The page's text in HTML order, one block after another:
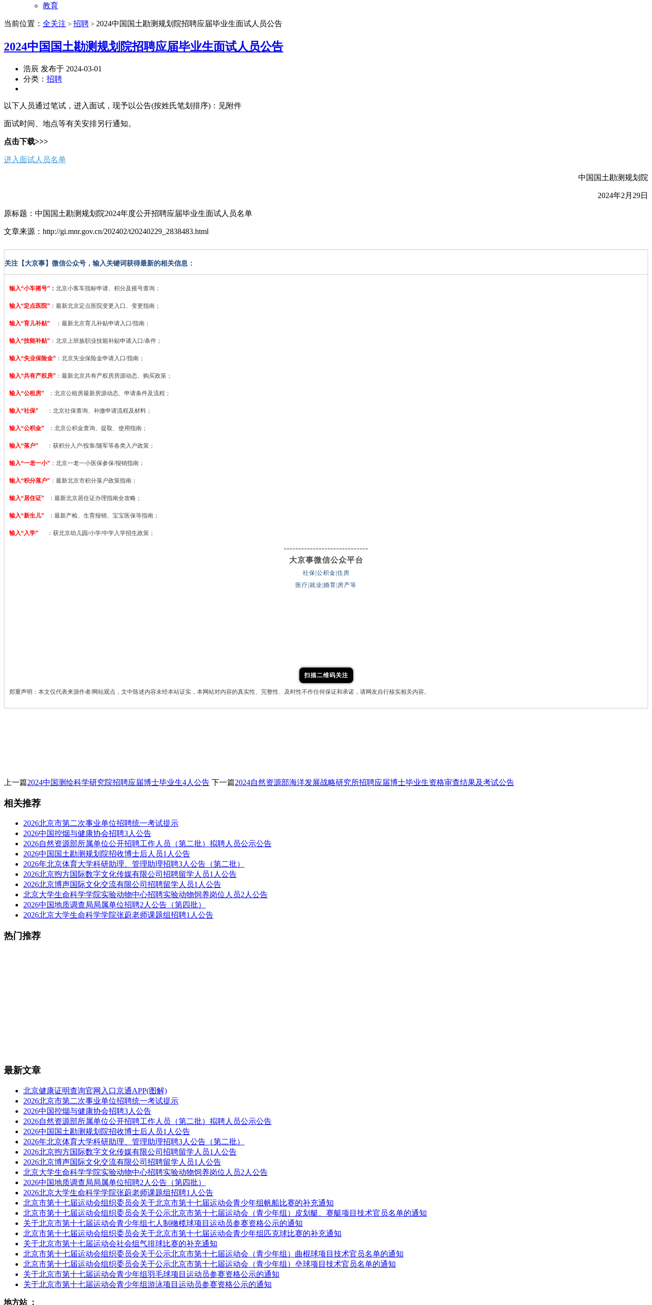
教育
当前位置： 全关注 > 招聘 > 2024中国国土勘测规划院招聘应届毕业生面试人员公告
2024中国国土勘测规划院招聘应届毕业生面试人员公告
浩辰 发布于 2024-03-01
分类： 招聘
以下人员通过笔试，进入面试，现予以公告(按姓氏笔划排序)：见附件
面试时间、地点等有关安排另行通知。
点击下载>>>
进入面试人员名单
中国国土勘测规划院
2024年2月29日
原标题：中国国土勘测规划院2024年度公开招聘应届毕业生面试人员名单
文章来源：http://gi.mnr.gov.cn/202402/t20240229_2838483.html
关注【大京事】微信公众号，输入关键词获得最新的相关信息：
输入“小车摇号” ： 北京小客车指标申请、积分及摇号查询；
输入“定点医院” ： 最新北京定点医院变更入口、变更指南；
输入“育儿补贴” ：最新北京育儿补贴申请入口/指南；
输入“技能补贴” ： 北京上班族职业技能补贴申请入口/条件；
输入“失业保险金” ：北京失业保险金申请入口/指南；
输入“共有产权房” ：最新北京共有产权房房源动态、购买政策；
输入“公租房” ：北京公租房最新房源动态、申请条件及流程；
输入“社保” ：北京社保查询、补缴申请流程及材料；
输入“公积金” ：北京公积金查询、提取、使用指南；
输入“落户” ：获积分入户/投靠/随军等各类入户政策；
输入“一老一小” ：北京一老一小医保参保/报销指南；
输入“积分落户” ：最新北京市积分落户政策指南；
输入“居住证” ：最新北京居住证办理指南全攻略；
输入“新生儿” ：最新产检、生育报销、宝宝医保等指南；
输入“入学” ：获北京幼儿园/小学/中学入学招生政策；
-----------------------------
大京事微信公众平台
社保|公积金|住房
医疗|就业|婚育|房产等
扫描二维码关注
郑重声明：本文仅代表来源作者/网站观点，文中陈述内容未经本站证实，本网站对内容的真实性、完整性、及时性不作任何保证和承诺，请网友自行核实相关内容。
上一篇2024中国测绘科学研究院招聘应届博士毕业生4人公告 下一篇2024自然资源部海洋发展战略研究所招聘应届博士毕业生资格审查结果及考试公告
相关推荐
2026北京市第二次事业单位招聘统一考试提示
2026中国控烟与健康协会招聘3人公告
2026自然资源部所属单位公开招聘工作人员（第二批）拟聘人员公示公告
2026中国国土勘测规划院招收博士后人员1人公告
2026年北京体育大学科研助理、管理助理招聘3人公告（第二批）
2026北京煦方国际数字文化传媒有限公司招聘留学人员1人公告
2026北京博声国际文化交流有限公司招聘留学人员1人公告
北京大学生命科学学院实验动物中心招聘实验动物饲养岗位人员2人公告
2026中国地质调查局局属单位招聘2人公告（第四批）
2026北京大学生命科学学院张蔚老师课题组招聘1人公告
热门推荐
最新文章
北京健康证明查询官网入口京通APP(图解)
2026北京市第二次事业单位招聘统一考试提示
2026中国控烟与健康协会招聘3人公告
2026自然资源部所属单位公开招聘工作人员（第二批）拟聘人员公示公告
2026中国国土勘测规划院招收博士后人员1人公告
2026年北京体育大学科研助理、管理助理招聘3人公告（第二批）
2026北京煦方国际数字文化传媒有限公司招聘留学人员1人公告
2026北京博声国际文化交流有限公司招聘留学人员1人公告
北京大学生命科学学院实验动物中心招聘实验动物饲养岗位人员2人公告
2026中国地质调查局局属单位招聘2人公告（第四批）
2026北京大学生命科学学院张蔚老师课题组招聘1人公告
北京市第十七届运动会组织委员会关于北京市第十七届运动会青少年组帆船比赛的补充通知
北京市第十七届运动会组织委员会关于公示北京市第十七届运动会（青少年组）皮划艇、赛艇项目技术官员名单的通知
关于北京市第十七届运动会青少年组七人制橄榄球项目运动员参赛资格公示的通知
北京市第十七届运动会组织委员会关于北京市第十七届运动会青少年组匹克球比赛的补充通知
关于北京市第十七届运动会社会组气排球比赛的补充通知
北京市第十七届运动会组织委员会关于公示北京市第十七届运动会（青少年组）曲棍球项目技术官员名单的通知
北京市第十七届运动会组织委员会关于公示北京市第十七届运动会（青少年组）垒球项目技术官员名单的通知
关于北京市第十七届运动会青少年组羽毛球项目运动员参赛资格公示的通知
关于北京市第十七届运动会青少年组游泳项目运动员参赛资格公示的通知
地方站 ：